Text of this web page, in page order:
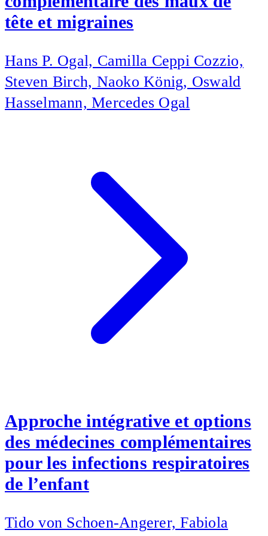
tête et migraines
Hans P. Ogal, Camilla Ceppi Cozzio,
Steven Birch, Naoko König, Oswald
Hasselmann, Mercedes Ogal
Approche intégrative et options
des médecines complémentaires
pour les infections respiratoires
de l’enfant
Tido von Schoen-Angerer, Fabiola